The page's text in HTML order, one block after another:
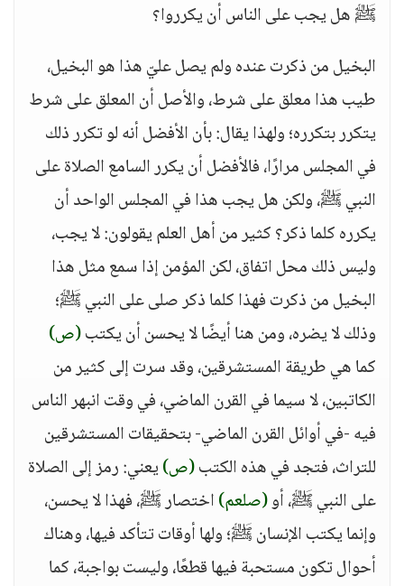
ﷺ هل يجب على الناس أن يكرروا؟
البخيل من ذكرت عنده ولم يصل عليّ هذا هو البخيل،
طيب هذا معلق على شرط، والأصل أن المعلق على شرط
يتكرر بتكرره؛ ولهذا يقال: بأن الأفضل أنه لو تكرر ذلك
في المجلس مرارًا، فالأفضل أن يكرر السامع الصلاة على
النبي ﷺ، ولكن هل يجب هذا في المجلس الواحد أن
يكرره كلما ذكر؟ كثير من أهل العلم يقولون: لا يجب،
وليس ذلك محل اتفاق، لكن المؤمن إذا سمع مثل هذا
البخيل من ذكرت فهذا كلما ذكر صلى على النبي ﷺ؛
وذلك لا يضره، ومن هنا أيضًا لا يحسن أن يكتب(ص)
كما هي طريقة المستشرقين، وقد سرت إلى كثير من
الكاتبين، لا سيما في القرن الماضي، في وقت انبهر الناس
فيه -في أوائل القرن الماضي- بتحقيقات المستشرقين
للتراث، فتجد في هذه الكتب(ص)يعني: رمز إلى الصلاة
على النبي ﷺ، أو(صلعم)اختصار ﷺ، فهذا لا يحسن،
وإنما يكتب الإنسان ﷺ؛ ولها أوقات تتأكد فيها، وهناك
أحوال تكون مستحبة فيها قطعًا، وليست بواجبة، كما